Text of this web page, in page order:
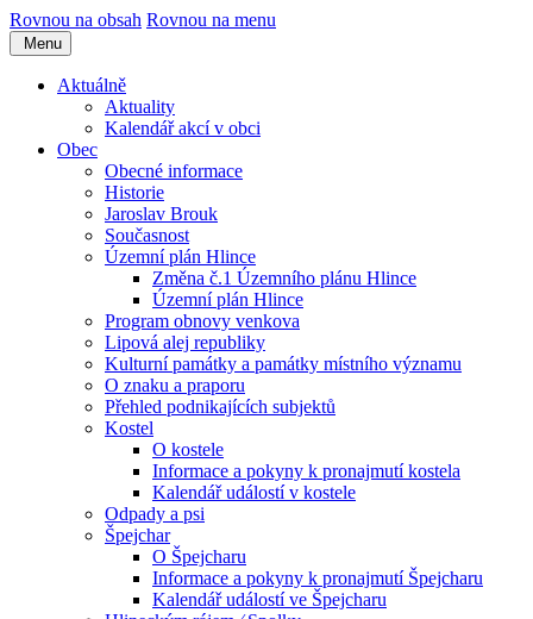
Rovnou na obsah Rovnou na menu
Menu
Aktuálně
Aktuality
Kalendář akcí v obci
Obec
Obecné informace
Historie
Jaroslav Brouk
Současnost
Územní plán Hlince
Změna č.1 Územního plánu Hlince
Územní plán Hlince
Program obnovy venkova
Lipová alej republiky
Kulturní památky a památky místního významu
O znaku a praporu
Přehled podnikajících subjektů
Kostel
O kostele
Informace a pokyny k pronajmutí kostela
Kalendář událostí v kostele
Odpady a psi
Špejchar
O Špejcharu
Informace a pokyny k pronajmutí Špejcharu
Kalendář událostí ve Špejcharu